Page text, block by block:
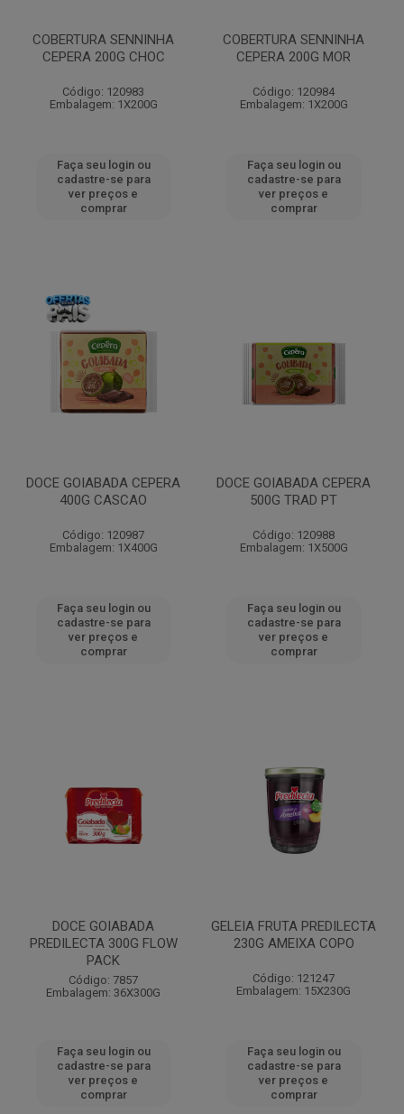
COBERTURA SENNINHA
CEPERA 200G CHOC
Código: 120983
Embalagem: 1X200G
Faça seu login ou
cadastre-se para
ver preços e
comprar
COBERTURA SENNINHA
CEPERA 200G MOR
Código: 120984
Embalagem: 1X200G
Faça seu login ou
cadastre-se para
ver preços e
comprar
DOCE GOIABADA CEPERA
400G CASCAO
Código: 120987
Embalagem: 1X400G
Faça seu login ou
cadastre-se para
ver preços e
comprar
DOCE GOIABADA CEPERA
500G TRAD PT
Código: 120988
Embalagem: 1X500G
Faça seu login ou
cadastre-se para
ver preços e
comprar
DOCE GOIABADA
PREDILECTA 300G FLOW
PACK
Código: 7857
Embalagem: 36X300G
Faça seu login ou
cadastre-se para
ver preços e
comprar
GELEIA FRUTA PREDILECTA
230G AMEIXA COPO
Código: 121247
Embalagem: 15X230G
Faça seu login ou
cadastre-se para
ver preços e
comprar